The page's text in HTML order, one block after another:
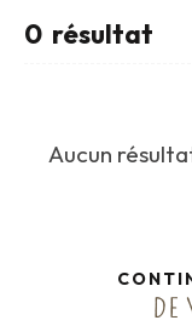
0 résultat
Aucun